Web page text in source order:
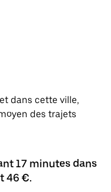
dans cette ville,
des trajets
17 minutes dans
46 €.